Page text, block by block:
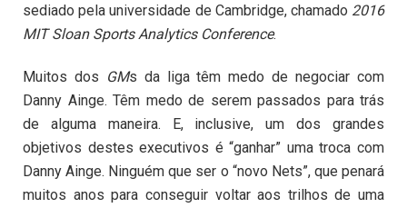
sediado pela universidade de Cambridge, chamado 2016
MIT Sloan Sports Analytics Conference.
Muitos dos GMs da liga têm medo de negociar com
Danny Ainge. Têm medo de serem passados para trás
de alguma maneira. E, inclusive, um dos grandes
objetivos destes executivos é “ganhar” uma troca com
Danny Ainge. Ninguém que ser o “novo Nets”, que penará
muitos anos para conseguir voltar aos trilhos de uma